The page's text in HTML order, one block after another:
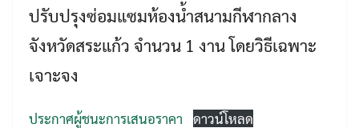
ปรับปรุงซ่อมแซมห้องน้ำสนามกีฬากลาง
จังหวัดสระแก้ว จำนวน 1 งาน โดยวิธีเฉพาะ
เจาะจง
ประกาศผู้ชนะการเสนอราคา ดาวน์โหลด